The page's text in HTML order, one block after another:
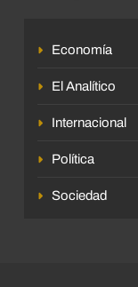
Economía
El Analítico
Internacional
Política
Sociedad